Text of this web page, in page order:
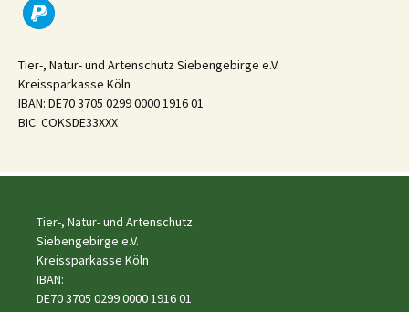
Tier-, Natur- und Artenschutz Siebengebirge e.V.
Kreissparkasse Köln
IBAN: DE70 3705 0299 0000 1916 01
BIC: COKSDE33XXX
Tier-, Natur- und Artenschutz
Siebengebirge e.V.
Kreissparkasse Köln
IBAN:
DE70 3705 0299 0000 1916 01